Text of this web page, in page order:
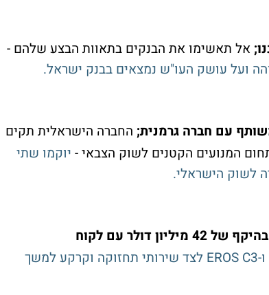
אל תאשימו את הבנקים בתאוות הבצע שלהם -
ועל עושק העו"ש נמצאים בבנק ישראל.
עם חברה גרמנית; החברה הישראלית תקים
יוקמו שתי
לשוק הישראלי.
במזכר עקרונות בהיקף של 42 מיליון דולר עם לקוח
החברה תספק שירותים מלווייני EROS C2 ו-EROS C3 לצד שירותי תחזוקה וקרקע למשך